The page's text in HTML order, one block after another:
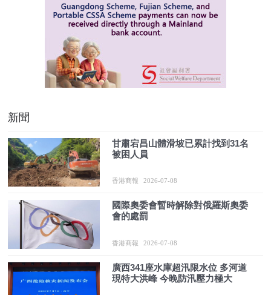
新聞
甘肅宕昌山體滑坡已累計找到31名
被困人員
香港商報 2026-07-08
國際奧委會暫時解除對俄羅斯奧委
會的處罰
香港商報 2026-07-08
廣西341座水庫超汛限水位 多河道
現特大洪峰 今晚防汛壓力極大